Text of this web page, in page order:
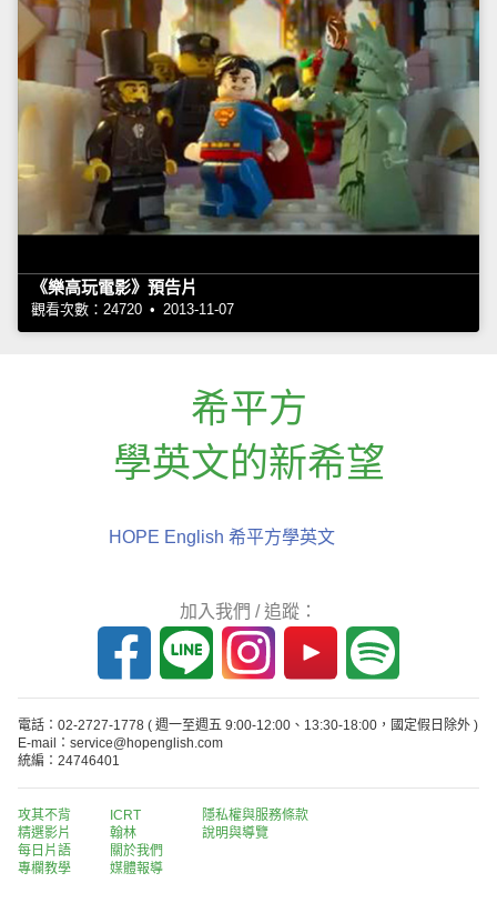
《樂高玩電影》預告片
觀看次數：24720 • 2013-11-07
希平方
學英文的新希望
HOPE English 希平方學英文
加入我們 / 追蹤：
電話：02-2727-1778 ( 週一至週五 9:00-12:00、13:30-18:00，國定假日除外 )
E-mail：service@hopenglish.com
統編：24746401
攻其不背
精選影片
每日片語
專欄教學
ICRT
翰林
關於我們
媒體報導
隱私權與服務條款
說明與導覽